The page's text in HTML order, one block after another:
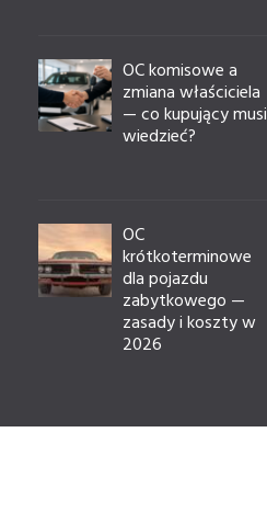
OC komisowe a
zmiana właściciela
— co kupujący musi
wiedzieć?
OC
krótkoterminowe
dla pojazdu
zabytkowego —
zasady i koszty w
2026